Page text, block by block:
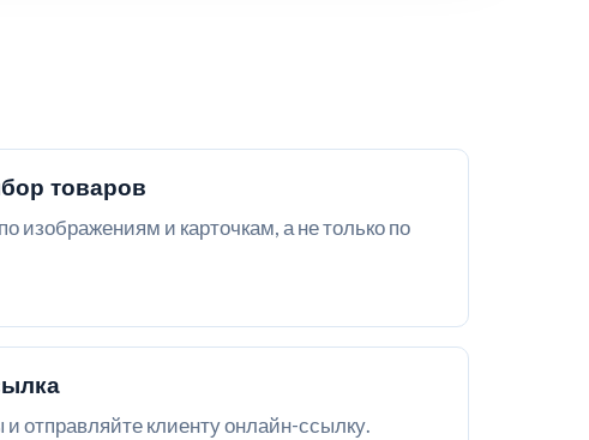
товаров
изображениям и карточкам, а не только по
отправляйте клиенту онлайн-ссылку.